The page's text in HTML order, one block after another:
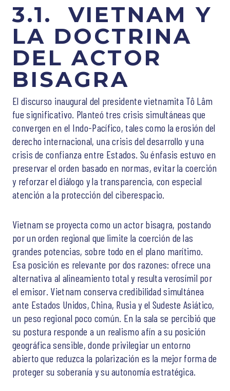
3.1. VIETNAM Y
LA DOCTRINA
DEL ACTOR
BISAGRA
El discurso inaugural del presidente vietnamita Tô Lâm
fue significativo. Planteó tres crisis simultáneas que
convergen en el Indo-Pacífico, tales como la erosión del
derecho internacional, una crisis del desarrollo y una
crisis de confianza entre Estados. Su énfasis estuvo en
preservar el orden basado en normas, evitar la coerción
y reforzar el diálogo y la transparencia, con especial
atención a la protección del ciberespacio.
Vietnam se proyecta como un actor bisagra, postando
por un orden regional que limite la coerción de las
grandes potencias, sobre todo en el plano marítimo.
Esa posición es relevante por dos razones: ofrece una
alternativa al alineamiento total y resulta verosímil por
el emisor. Vietnam conserva credibilidad simultánea
ante Estados Unidos, China, Rusia y el Sudeste Asiático,
un peso regional poco común. En la sala se percibió que
su postura responde a un realismo afín a su posición
geográfica sensible, donde privilegiar un entorno
abierto que reduzca la polarización es la mejor forma de
proteger su soberanía y su autonomía estratégica.